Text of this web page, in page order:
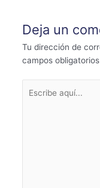
Deja un
Tu dirección de
campos
aquí...